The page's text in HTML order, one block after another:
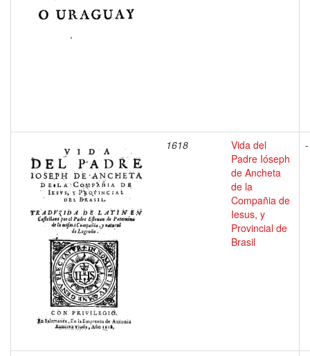
1618
Vida del
Padre Ióseph
de Ancheta
de la
Compañia de
Iesus, y
Provincial de
Brasil
-